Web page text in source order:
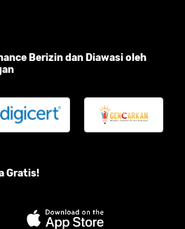
Berizin dan Diawasi oleh
Gratis!